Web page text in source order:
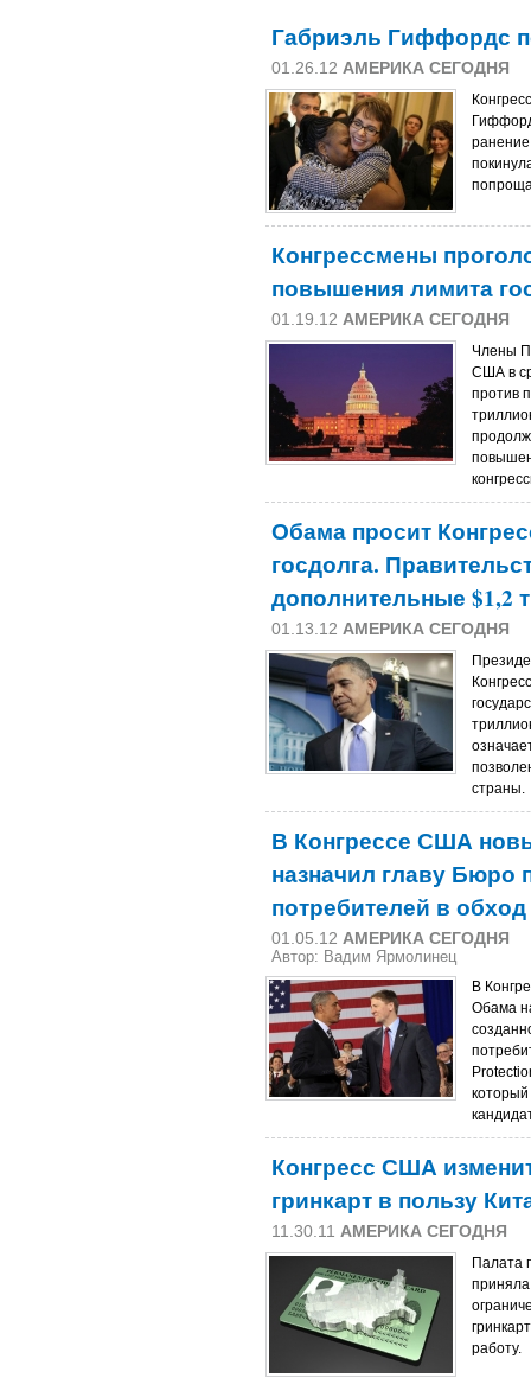
Габриэль Гиффордс
01.26.12 АМЕРИКА СЕГОДНЯ
ранение
Конгрессмены
повышения лимита
01.19.12 АМЕРИКА СЕГОДНЯ
Члены
США в
против
Обама просит
госдолга.
дополнительные $1,2
01.13.12 АМЕРИКА СЕГОДНЯ
страны.
В Конгрессе США
назначил главу Бюро
потребителей в
01.05.12 АМЕРИКА СЕГОДНЯ
Автор: Вадим Ярмолинец
В
Обама
который
Конгресс США
гринкарт в пользу
11.30.11 АМЕРИКА СЕГОДНЯ
Палата
приняла
работу.